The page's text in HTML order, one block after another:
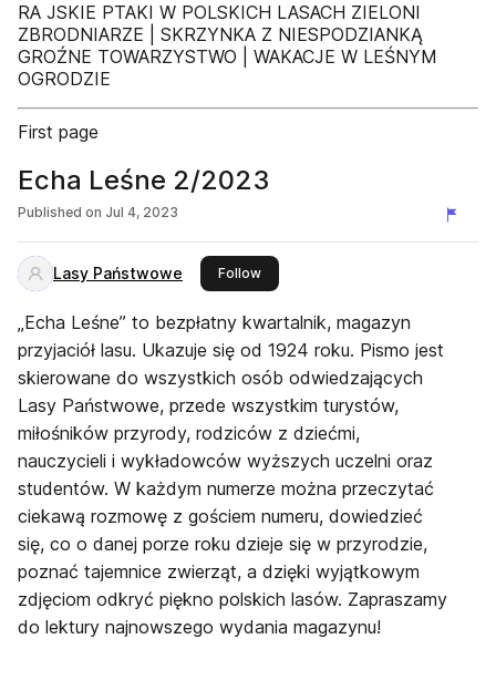
RA JSKIE PTAKI W POLSKICH LASACH ZIELONI
ZBRODNIARZE | SKRZYNKA Z NIESPODZIANKĄ
GROŹNE TOWARZYSTWO | WAKACJE W LEŚNYM
OGRODZIE
First page
Echa Leśne 2/2023
Published on Jul 4, 2023
Lasy Państwowe Followthis publisher
„Echa Leśne” to bezpłatny kwartalnik, magazyn
przyjaciół lasu. Ukazuje się od 1924 roku. Pismo jest
skierowane do wszystkich osób odwiedzających
Lasy Państwowe, przede wszystkim turystów,
miłośników przyrody, rodziców z dziećmi,
nauczycieli i wykładowców wyższych uczelni oraz
studentów. W każdym numerze można przeczytać
ciekawą rozmowę z gościem numeru, dowiedzieć
się, co o danej porze roku dzieje się w przyrodzie,
poznać tajemnice zwierząt, a dzięki wyjątkowym
zdjęciom odkryć piękno polskich lasów. Zapraszamy
do lektury najnowszego wydania magazynu!